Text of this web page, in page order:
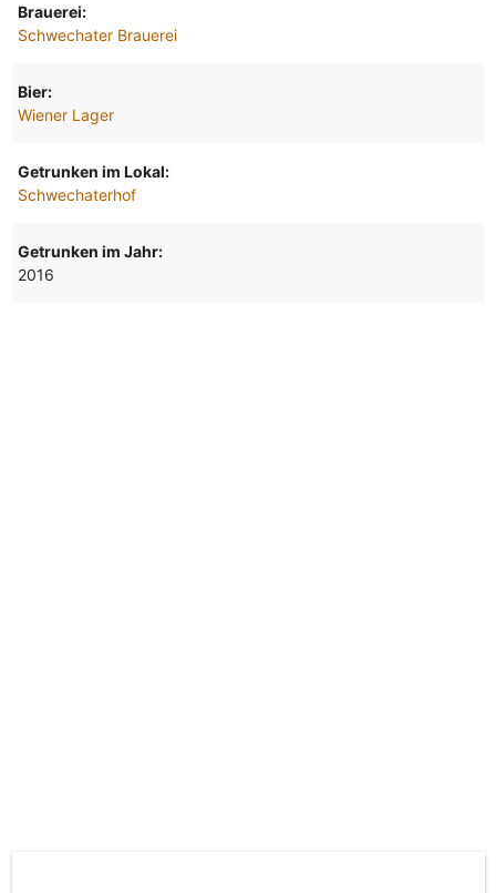
Brauerei:
Schwechater Brauerei
Bier:
Wiener Lager
Getrunken im Lokal:
Schwechaterhof
Getrunken im Jahr:
2016